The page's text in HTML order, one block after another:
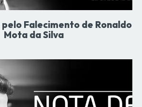
Falecimento de Ronaldo
Mota da Silva